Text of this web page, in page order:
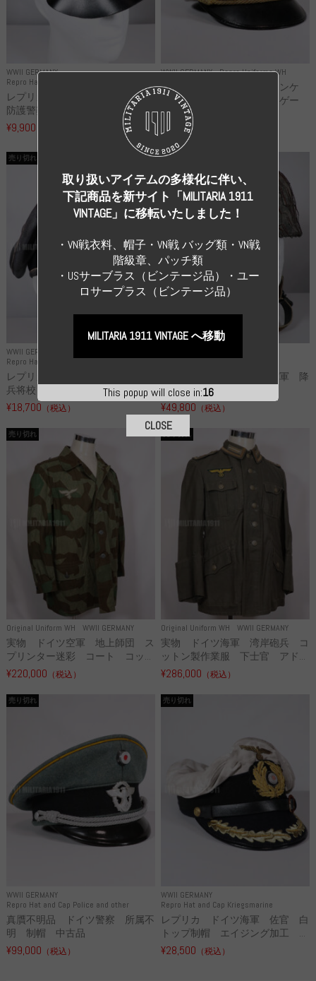
WWII GERMANY
Repro Hat and Cap Police and other
レプリカ ドイツ秩序警察 都市
防護警察 クラッシュキャップ...
¥9,900
WWII GERMANY Repro Uniforms WH
レプリカ ミヒャエル・ヤンケ
製 国家元帥 ヘルマン・ゲー
リ...
¥55,000
WWII GERMANY
Repro Hat and Cap SS and WSS
売り切れ
レプリカ 武装親衛隊 WSS 歩
兵将校 クラッシュキャップ ...
¥18,700 （税込）
Repro Hat and Cap Luftwaffe
売り切れ
高品質レプリカ ドイツ空軍 降
下猟兵 ヘルメット
¥49,800 （税込）
Original Uniform WH WWII GERMANY
売り切れ
実物 ドイツ空軍 地上師団 ス
プリンター迷彩 コート コッ...
¥220,000 （税込）
Original Uniform WH WWII GERMANY
売り切れ
実物 ドイツ海軍 湾岸砲兵 コ
ットン製作業服 下士官 アド...
¥286,000 （税込）
WWII GERMANY
Repro Hat and Cap Police and other
売り切れ
真贋不明品 ドイツ警察 所属不
明 制帽 中古品
¥99,000 （税込）
WWII GERMANY
Repro Hat and Cap Kriegsmarine
売り切れ
レプリカ ドイツ海軍 佐官 白
トップ制帽 エイジング加工 ...
¥28,500 （税込）
This popup will close in:15
取り扱いアイテムの多様化に伴い、
下記商品を新サイト「MILITARIA 1911
VINTAGE」に移転いたしました！
・VN戦衣料、帽子・VN戦 バッグ類・VN戦
階級章、パッチ類
・USサーブラス（ビンテージ品）・ユー
ロサープラス（ビンテージ品）
MILITARIA 1911 VINTAGE へ移動
CLOSE